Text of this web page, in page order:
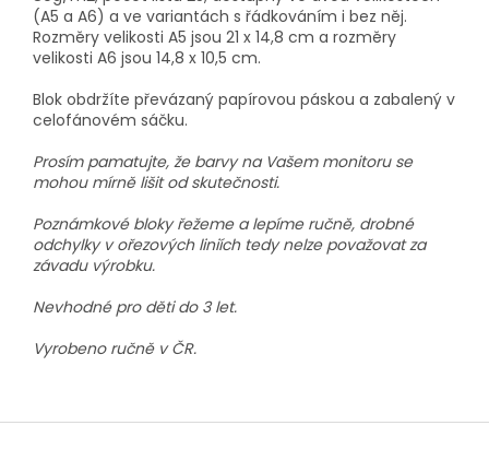
(A5 a A6) a ve variantách s řádkováním i bez něj.
Rozměry velikosti A5 jsou 21 x 14,8 cm a rozměry
velikosti A6 jsou 14,8 x 10,5 cm.
Blok obdržíte převázaný papírovou páskou a zabalený v
celofánovém sáčku.
Prosím pamatujte, že barvy na Vašem monitoru se
mohou mírně lišit od skutečnosti.
Poznámkové bloky řežeme a lepíme ručně, drobné
odchylky v ořezových liniích tedy nelze považovat za
závadu výrobku.
Nevhodné pro děti do 3 let.
Vyrobeno ručně v ČR.
Z